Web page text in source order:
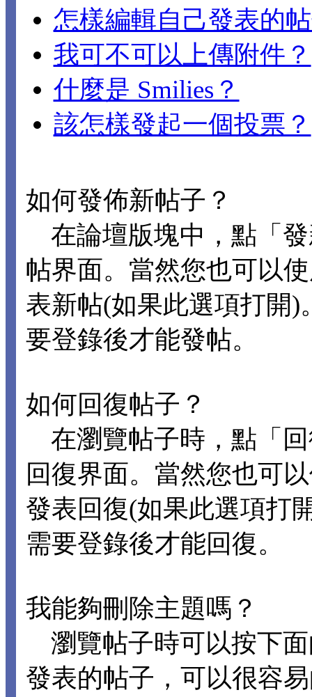
怎樣編輯自己發表的
我可不可以上傳附件？
什麼是 Smilies？
該怎樣發起一個投票？
如何發佈新帖子？
在論壇版塊中，點「
帖界面。當然您也可以
表新帖(如果此選項打開
要登錄後才能發帖。
如何回復帖子？
在瀏覽帖子時，點「
回復界面。當然您也可
發表回復(如果此選項打
需要登錄後才能回復。
我能夠刪除主題嗎？
瀏覽帖子時可以按下
發表的帖子，可以很容